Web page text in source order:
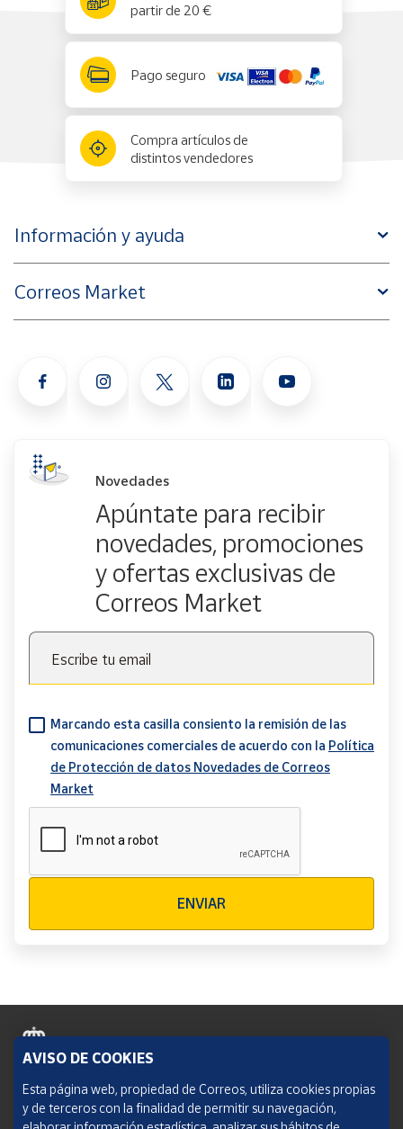
partir de 20 €
Pago seguro
Compra artículos de
distintos vendedores
Información y ayuda
Correos Market
Novedades
Apúntate para recibir
novedades, promociones
y ofertas exclusivas de
Correos Market
Escribe tu email
Marcando esta casilla consiento la remisión de las
comunicaciones comerciales de acuerdo con la Política
de Protección de datos Novedades de Correos
Market
ENVIAR
Política de cookies
Aviso legal
AVISO DE COOKIES
Esta página web, propiedad de Correos, utiliza cookies propias
y de terceros con la finalidad de permitir su navegación,